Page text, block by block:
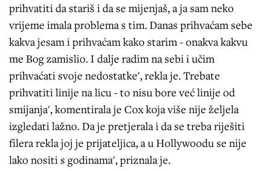
prihvatiti da stariš i da se mijenjaš, a ja sam neko
vrijeme imala problema s tim. Danas prihvaćam sebe
kakva jesam i prihvaćam kako starim - onakva kakvu
me Bog zamislio. I dalje radim na sebi i učim
prihvaćati svoje nedostatke', rekla je. Trebate
prihvatiti linije na licu - to nisu bore već linije od
smijanja', komentirala je Cox koja više nije željela
izgledati lažno. Da je pretjerala i da se treba riješiti
filera rekla joj je prijateljica, a u Hollywoodu se nije
lako nositi s godinama', priznala je.